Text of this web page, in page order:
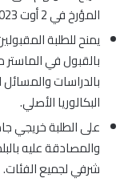
المؤرخ في 2 أوت 2023).
يمنح للطلبة
بالقبول في
بالدراسات
البكالوريا الأصلي.
على الطلبة خريجي
والمصادقة عليه
شرفي لجميع الفئات.